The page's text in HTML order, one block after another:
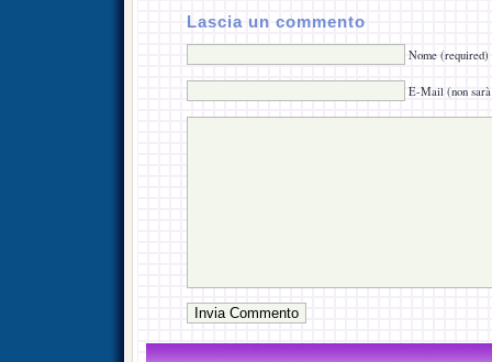
Lascia un commento
Nome (required)
E-Mail (non